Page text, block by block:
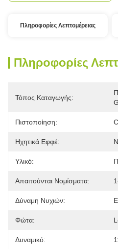
Πληροφορίες Λεπτομέρειας
Πληροφορίες
Τόπος Καταγωγής:
Πιστοποίηση:
Ηχητικά Εφφέ:
Υλικό:
Απαιτούνται Νομίσματα:
Δύναμη Νυχιών:
Φώτα:
Δυναμικό: